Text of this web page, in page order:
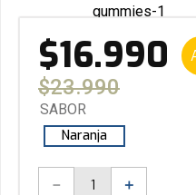
$16.990
$23.990
SABOR
Naranja
＋
－